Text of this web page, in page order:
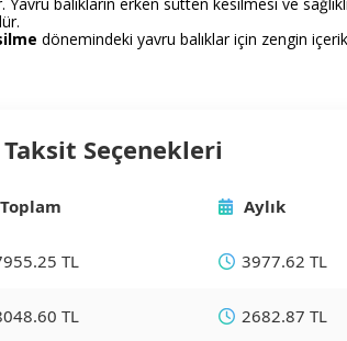
dönemindeki yavru balıklar için zengin
Taksit Seçenekleri
Toplam Aylık
TL 3977.62 TL
TL 2682.87 TL